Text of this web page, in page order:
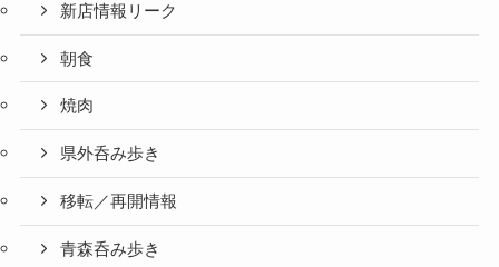
新店情報リーク
朝食
焼肉
県外呑み歩き
移転／再開情報
青森呑み歩き